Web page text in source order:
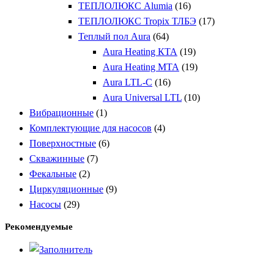
ТЕПЛОЛЮКС Alumia (16)
ТЕПЛОЛЮКС Tropix ТЛБЭ (17)
Теплый пол Aura (64)
Aura Heating КТА (19)
Aura Heating МТА (19)
Aura LTL-C (16)
Aura Universal LTL (10)
Вибрационные (1)
Комплектующие для насосов (4)
Поверхностные (6)
Скважинные (7)
Фекальные (2)
Циркуляционные (9)
Насосы (29)
Рекомендуемые